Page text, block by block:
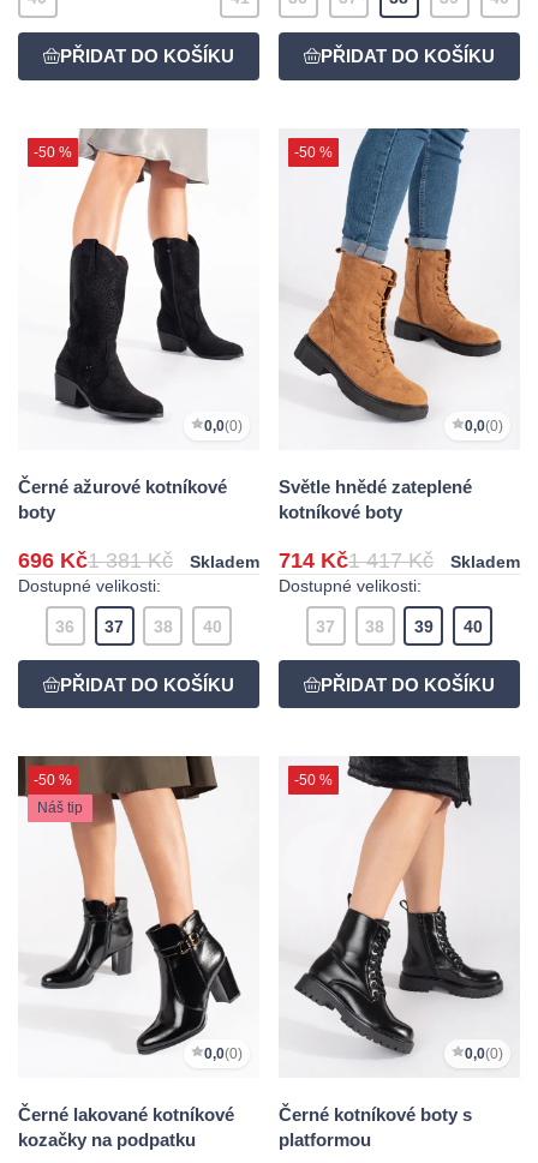
-50 %
0,0(0)
Černé ažurové kotníkové
boty
696 Kč1 381 Kč
Skladem
Dostupné velikosti:
36 37 38 40
-50 %
0,0(0)
Světle hnědé zateplené
kotníkové boty
714 Kč1 417 Kč
Skladem
Dostupné velikosti:
37 38 39 40
-50 %
Náš tip
0,0(0)
Černé lakované kotníkové
kozačky na podpatku
-50 %
0,0(0)
Černé kotníkové boty s
platformou